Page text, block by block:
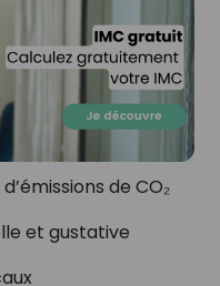
de CO₂
et gustative